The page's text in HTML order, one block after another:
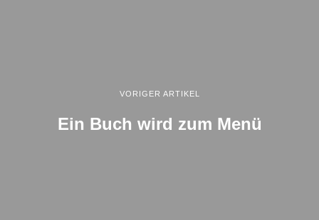
VORIGER ARTIKEL
Ein Buch wird zum Menü